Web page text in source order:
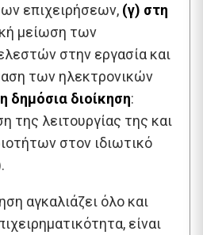
επιχειρήσεων, (γ) στη
μείωση των
στην εργασία και
των ηλεκτρονικών
δημόσια διοίκηση:
της λειτουργίας της και
στον ιδιωτικό
αγκαλιάζει όλο και
είναι